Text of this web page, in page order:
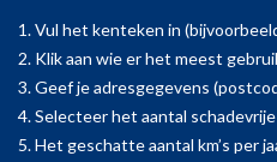
1. Vul het kenteken in
2. Klik aan wie er het meest
3. Geef je adresgegevens
4. Selecteer het aantal
5. Het geschatte aantal km’s per